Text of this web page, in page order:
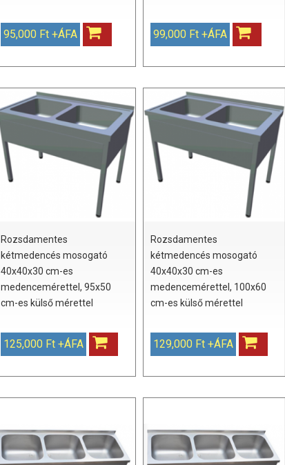
95,000 Ft +ÁFA 99,000 Ft +ÁFA
Rozsdamentes
kétmedencés mosogató
40x40x30 cm-es
medencemérettel, 95x50
cm-es külső mérettel
125,000 Ft +ÁFA
Rozsdamentes
kétmedencés mosogató
40x40x30 cm-es
medencemérettel, 100x60
cm-es külső mérettel
129,000 Ft +ÁFA